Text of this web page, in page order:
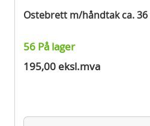
Ostebrett m/håndtak ca. 36
56 På lager
195,00 eksl.mva